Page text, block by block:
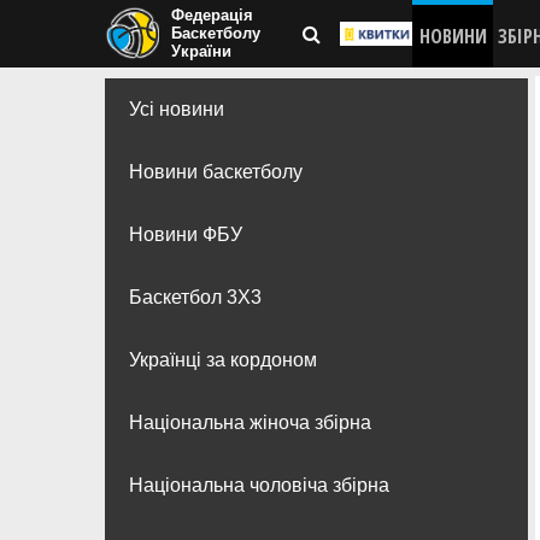
Федерація
Баскетболу
України
НОВИНИ
Усі новини
Новини баскетболу
Новини ФБУ
Баскетбол 3Х3
Українці за кордоном
Національна жіноча збірна
Національна чоловіча збірна